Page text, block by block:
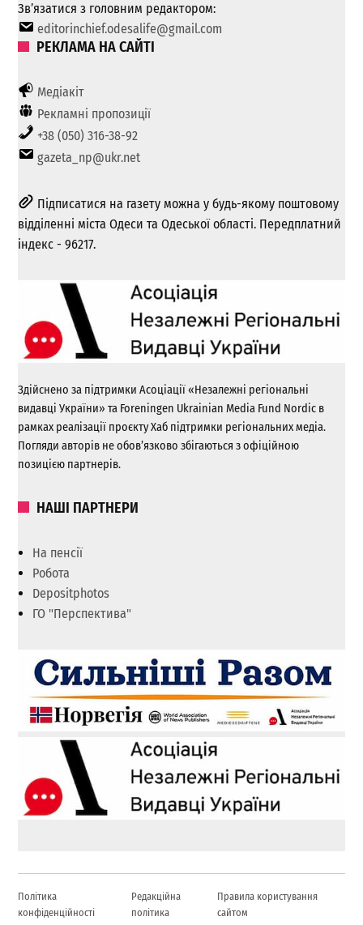
Зв’язатися з головним редактором:
editorinchief.odesalife@gmail.com
РЕКЛАМА НА САЙТІ
Медіакіт
Рекламні пропозиції
+38 (050) 316-38-92
gazeta_np@ukr.net
Підписатися на газету можна у будь-якому поштовому
відділенні міста Одеси та Одеської області. Передплатний
індекс - 96217.
Здійснено за підтримки Асоціації «Незалежні регіональні
видавці України» та Foreningen Ukrainian Media Fund Nordic в
рамках реалізації проєкту Хаб підтримки регіональних медіа.
Погляди авторів не обов’язково збігаються з офіційною
позицією партнерів.
НАШІ ПАРТНЕРИ
На пенсії
Робота
Depositphotos
ГО "Перспектива"
Політика
конфіденційності
Редакційна
політика
Правила користування
сайтом